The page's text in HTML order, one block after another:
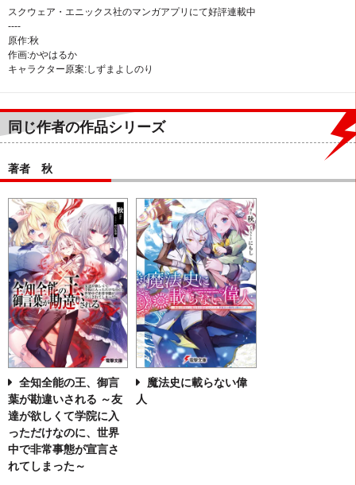
スクウェア・エニックス社のマンガアプリにて好評連載中
----
原作:秋
作画:かやはるか
キャラクター原案:しずまよしのり
同じ作者の作品シリーズ
著者 秋
全知全能の王、御言
葉が勘違いされる ～友
達が欲しくて学院に入
っただけなのに、世界
中で非常事態が宣言さ
れてしまった～
魔法史に載らない偉
人